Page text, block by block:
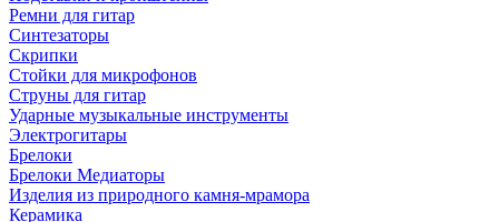
Ремни для гитар
Синтезаторы
Скрипки
Стойки для микрофонов
Струны для гитар
Ударные музыкальные инструменты
Электрогитары
Брелоки
Брелоки Медиаторы
Изделия из природного камня-мрамора
Керамика